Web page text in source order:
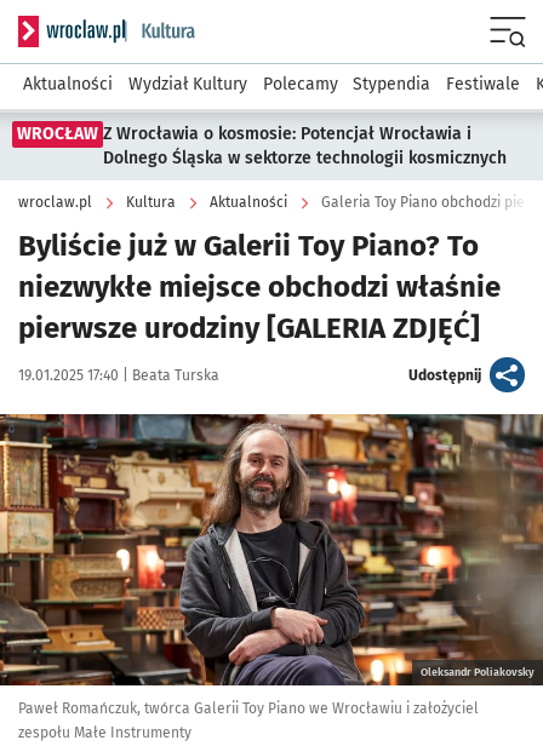
Serwis informacyjny wroclaw.pl podserwis: Kultura
Aktualności Wydział Kultury Polecamy Stypendia Festiwale
WROCŁAW Z Wrocławia o kosmosie: Potencjał Wrocławia i
Dolnego Śląska w sektorze technologii kosmicznych
wroclaw.pl Kultura Aktualności Galeria Toy Piano obchodzi
Byliście już w Galerii Toy Piano? To
niezwykłe miejsce obchodzi właśnie
pierwsze urodziny [GALERIA ZDJĘĆ]
Data publikacji:
19.01.2025 17:40 | Autor:
Beata Turska Udostępnijartykuł
Kliknij, aby zobaczyć galerię
Oleksandr Poliakovsky
Paweł Romańczuk, twórca Galerii Toy Piano we Wrocławiu i założyciel
zespołu Małe Instrumenty